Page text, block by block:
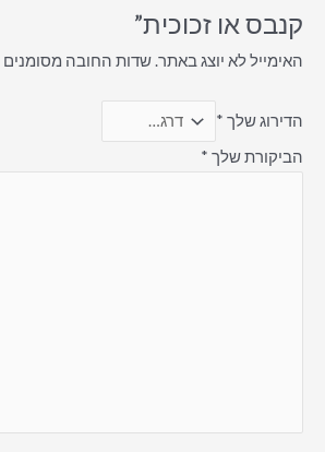
קנבס או זכוכית”
האימייל לא יוצג באתר.שדות החובה מסומנים
הדירוג שלך *
הביקורת שלך *